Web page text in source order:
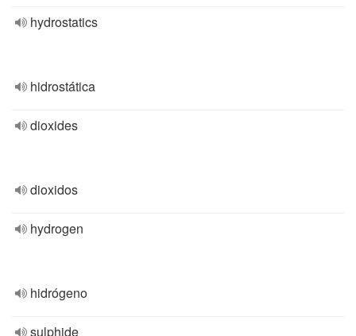
hydrostatics
hidrostática
dioxides
dioxidos
hydrogen
hidrógeno
sulphide